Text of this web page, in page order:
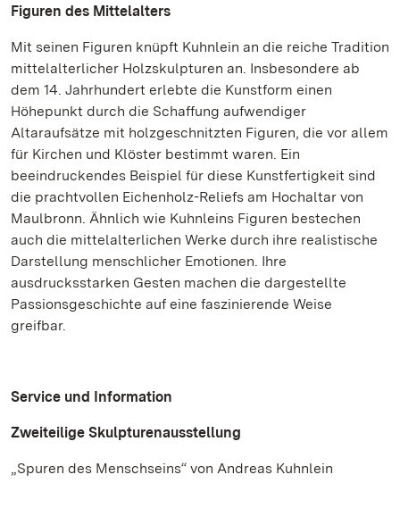
Figuren des Mittelalters
Mit seinen Figuren knüpft Kuhnlein an die reiche Tradition
mittelalterlicher Holzskulpturen an. Insbesondere ab
dem 14. Jahrhundert erlebte die Kunstform einen
Höhepunkt durch die Schaffung aufwendiger
Altaraufsätze mit holzgeschnitzten Figuren, die vor allem
für Kirchen und Klöster bestimmt waren. Ein
beeindruckendes Beispiel für diese Kunstfertigkeit sind
die prachtvollen Eichenholz-Reliefs am Hochaltar von
Maulbronn. Ähnlich wie Kuhnleins Figuren bestechen
auch die mittelalterlichen Werke durch ihre realistische
Darstellung menschlicher Emotionen. Ihre
ausdrucksstarken Gesten machen die dargestellte
Passionsgeschichte auf eine faszinierende Weise
greifbar.
Service und Information
Zweiteilige Skulpturenausstellung
„Spuren des Menschseins“ von Andreas Kuhnlein